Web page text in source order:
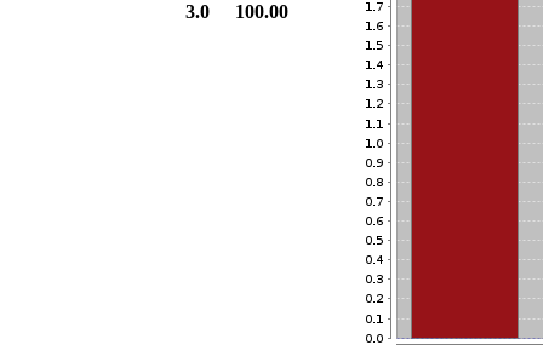
3.0
100.00